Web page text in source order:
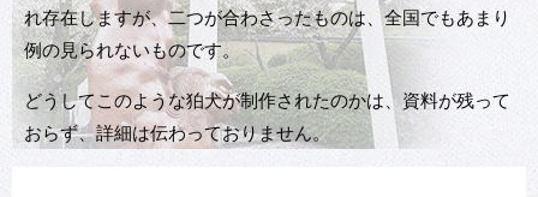
れ存在しますが、二つが合わさったものは、全国でもあまり
例の見られないものです。
どうしてこのような狛犬が制作されたのかは、資料が残って
おらず、詳細は伝わっておりません。